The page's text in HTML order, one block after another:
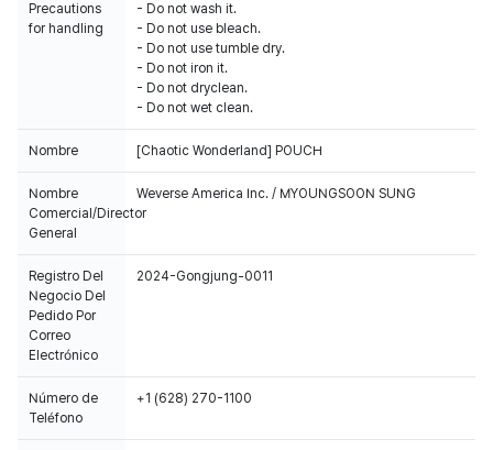
Precautions
for handling
- Do not wash it.
- Do not use bleach.
- Do not use tumble dry.
- Do not iron it.
- Do not dryclean.
- Do not wet clean.
Nombre [Chaotic Wonderland] POUCH
Nombre
Comercial/Director
General
Weverse America Inc. / MYOUNGSOON SUNG
Registro Del
Negocio Del
Pedido Por
Correo
Electrónico
2024-Gongjung-0011
Número de
Teléfono
+1 (628) 270-1100